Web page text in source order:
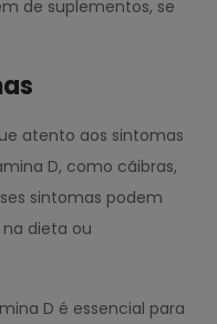
de suplementos, se
atento aos sintomas
D, como cãibras,
sintomas podem
dieta ou
D é essencial para